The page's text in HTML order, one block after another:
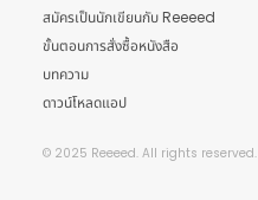
สมัครเป็นนักเขียนกับ Reeeed
ขั้นตอนการสั่งซื้อหนังสือ
บทความ
ดาวน์โหลดแอป
© 2025 Reeeed. All rights reserved.